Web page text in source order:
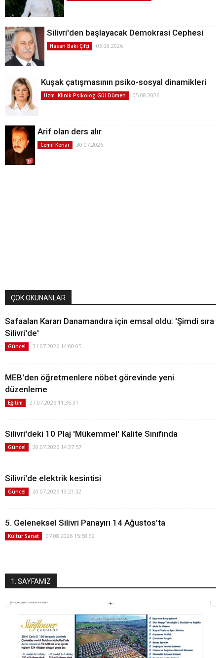
Silivri'den başlayacak Demokrasi Cephesi
Hasan Baki Çifçi 05.08.2026
Kuşak çatışmasının psiko-sosyal dinamikleri
Uzm. Klinik Psikolog Gül Dümen 05.08.2026
Arif olan ders alır
Cemil Kenar 30.07.2026
ÇOK OKUNANLAR
Safaalan Kararı Danamandıra için emsal oldu: 'Şimdi sıra
Silivri'de'
Güncel 31.07.2026 14:00:05
MEB'den öğretmenlere nöbet görevinde yeni
düzenleme
Eğitim 27.07.2026 11:36:31
Silivri'deki 10 Plaj 'Mükemmel' Kalite Sınıfında
Güncel 20.07.2026 14:37:57
Silivri'de elektrik kesintisi
Güncel 20.07.2026 13:21:32
5. Geleneksel Silivri Panayırı 14 Ağustos’ta
Kültür Sanat 07.08.2026 15:58:39
1. SAYFAMIZ